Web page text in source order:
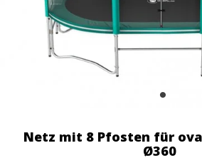
Netz mit 8 Pfosten für
Ø360